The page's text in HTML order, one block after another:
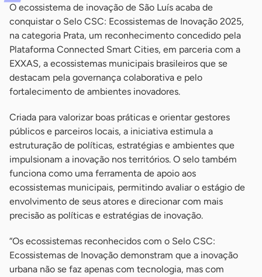
O ecossistema de inovação de São Luís acaba de
conquistar o Selo CSC: Ecossistemas de Inovação 2025,
na categoria Prata, um reconhecimento concedido pela
Plataforma Connected Smart Cities, em parceria com a
EXXAS, a ecossistemas municipais brasileiros que se
destacam pela governança colaborativa e pelo
fortalecimento de ambientes inovadores.
Criada para valorizar boas práticas e orientar gestores
públicos e parceiros locais, a iniciativa estimula a
estruturação de políticas, estratégias e ambientes que
impulsionam a inovação nos territórios. O selo também
funciona como uma ferramenta de apoio aos
ecossistemas municipais, permitindo avaliar o estágio de
envolvimento de seus atores e direcionar com mais
precisão as políticas e estratégias de inovação.
“Os ecossistemas reconhecidos com o Selo CSC:
Ecossistemas de Inovação demonstram que a inovação
urbana não se faz apenas com tecnologia, mas com